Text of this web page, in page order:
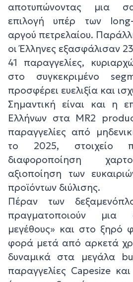
αποτυπώνοντας μια
επιλογή υπέρ των
αργού πετρελαίου.
οι Έλληνες εξασφάλισαν
41 παραγγελίες,
στο συγκεκριμένο
προσφέρει ευελιξία και
Σημαντική είναι και η
Ελλήνων στα MR2
παραγγελίες από
το 2025, στοιχείο
διαφοροποίηση
αξιοποίηση των
προϊόντων διύλισης.
Πέραν των
πραγματοποιούν
μεγέθους» και στο ξηρό
φορά μετά από αρκετά
δυναμικά στα μεγάλα
παραγγελίες Capesize